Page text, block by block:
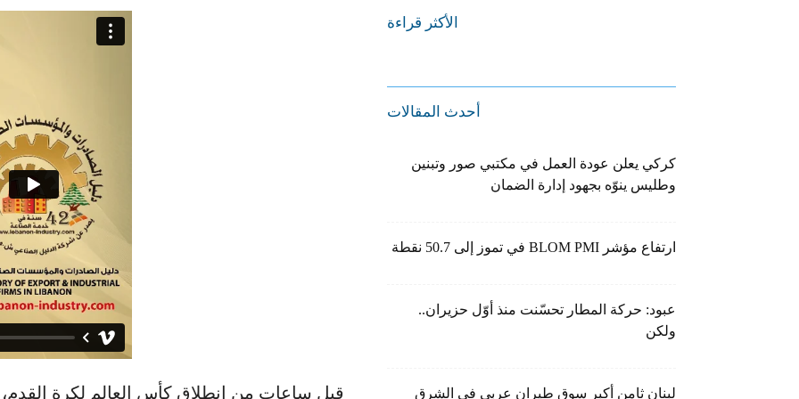
قبل ساعات من انطلاق كأس العالم لكرة
الأكثر قراءة
أحدث المقالات
كركي يعلن عودة العمل في مكتبي صور وتبنين
وطليس ينوّه بجهود إدارة الضمان
ارتفاع مؤشر BLOM PMI في تموز إلى 50.7 نقطة
عبود: حركة المطار تحسّنت منذ أوّل حزيران..
ولكن
لبنان ثامن أكبر سوق طيران عربي في الشرق